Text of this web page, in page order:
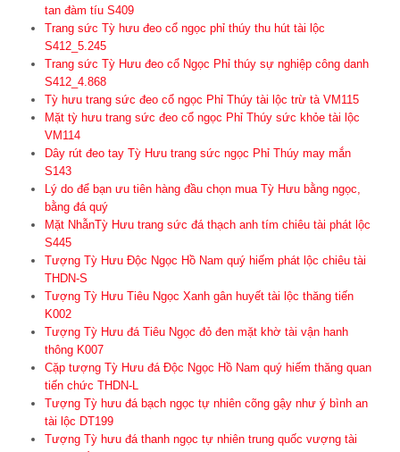
tan đàm tíu S409
Trang sức Tỳ hưu đeo cổ ngọc phỉ thúy thu hút tài lộc
S412_5.245
Trang sức Tỳ Hưu đeo cổ Ngọc Phỉ thúy sự nghiệp công danh
S412_4.868
Tỳ hưu trang sức đeo cổ ngọc Phỉ Thúy tài lộc trừ tà VM115
Mặt tỳ hưu trang sức đeo cổ ngọc Phỉ Thúy sức khỏe tài lộc
VM114
Dây rút đeo tay Tỳ Hưu trang sức ngọc Phỉ Thúy may mắn
S143
Lý do để bạn ưu tiên hàng đầu chọn mua Tỳ Hưu bằng ngọc,
bằng đá quý
Mặt NhẫnTỳ Hưu trang sức đá thạch anh tím chiêu tài phát lộc
S445
Tượng Tỳ Hưu Độc Ngọc Hồ Nam quý hiếm phát lộc chiêu tài
THDN-S
Tượng Tỳ Hưu Tiêu Ngọc Xanh gân huyết tài lộc thăng tiến
K002
Tượng Tỳ Hưu đá Tiêu Ngọc đỏ đen mặt khờ tài vận hanh
thông K007
Cặp tượng Tỳ Hưu đá Độc Ngọc Hồ Nam quý hiếm thăng quan
tiến chức THDN-L
Tượng Tỳ hưu đá bạch ngọc tự nhiên cõng gậy như ý bình an
tài lộc DT199
Tượng Tỳ hưu đá thanh ngọc tự nhiên trung quốc vượng tài